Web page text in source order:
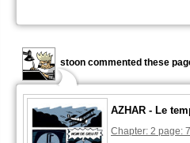
stoon commented these
AZHAR - Le
Chapter: 2 page: 7